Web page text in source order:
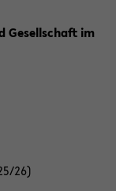
Gesellschaft im
26)